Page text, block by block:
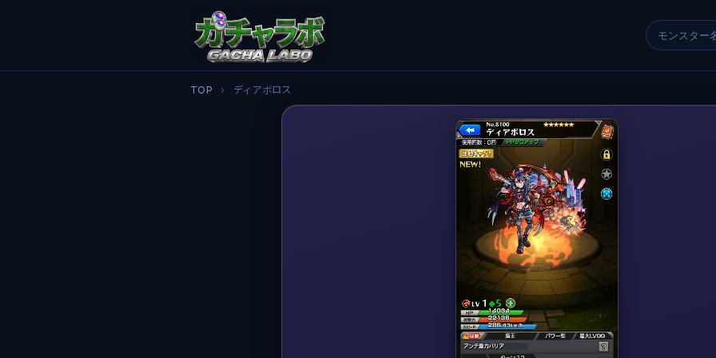
TOP › ディアボロス